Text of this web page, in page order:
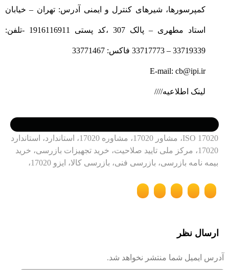
کمپرسورها، شیرهای کنترل و ایمنی آدرس: تهران – خیابان
استاد مطهری – پالک 307 ،کد پستی 1916116911 -تلفن:
33719339 – 33717773 فاکس: 33771467
E-mail: cb@ipi.ir
لینک اطلاعیه////
ISO 17020، مشاور 17020، مشاوره 17020، استاندارد، استاندارد
17020، مرکز ملی تایید صلاحیت، خرید تجهیزات بازرسی، خرید
بیمه نامه بازرسی، بازرسی فنی، بازرسی کالا، ایزو 17020،
ارسال نظر
آدرس ایمیل شما منتشر نخواهد شد.